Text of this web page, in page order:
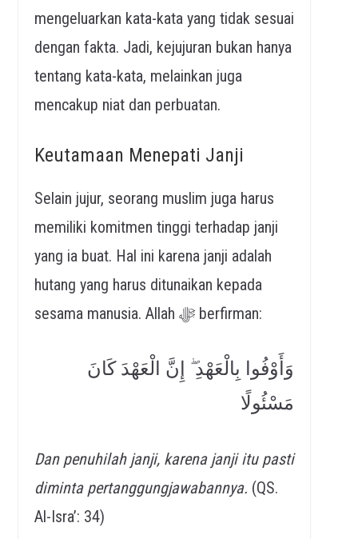
mengeluarkan kata-kata yang tidak sesuai
dengan fakta. Jadi, kejujuran bukan hanya
tentang kata-kata, melainkan juga
mencakup niat dan perbuatan.
Keutamaan Menepati Janji
Selain jujur, seorang muslim juga harus
memiliki komitmen tinggi terhadap janji
yang ia buat. Hal ini karena janji adalah
hutang yang harus ditunaikan kepada
sesama manusia. Allah ﷻ berfirman:
وَأَوْفُوا بِالْعَهْدِ ۖ إِنَّ الْعَهْدَ كَانَ
مَسْئُولًا
Dan penuhilah janji, karena janji itu pasti
diminta pertanggungjawabannya. (QS.
Al-Isra’: 34)